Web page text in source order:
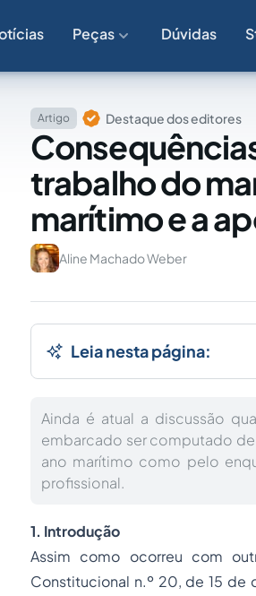
Peças Dúvidas
Artigo Destaque dos editores
trabalho do
marítimo e a
Aline Machado Weber
Leia nesta página:
Ainda é atual a discussão
embarcado ser computado
ano marítimo como pelo
profissional.
1. Introdução
Assim como ocorreu com
Constitucional n.º 20, de 15 de